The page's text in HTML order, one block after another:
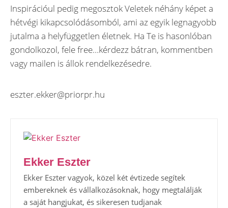
Inspirációul pedig megosztok Veletek néhány képet a
hétvégi kikapcsolódásomból, ami az egyik legnagyobb
jutalma a helyfüggetlen életnek. Ha Te is hasonlóban
gondolkozol, fele free…kérdezz bátran, kommentben
vagy mailen is állok rendelkezésedre.
eszter.ekker@priorpr.hu
Ekker Eszter
Ekker Eszter vagyok, közel két évtizede segítek
embereknek és vállalkozásoknak, hogy megtalálják
a saját hangjukat, és sikeresen tudjanak